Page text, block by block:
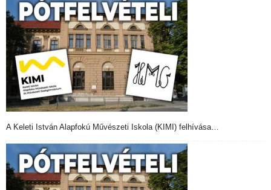
A Keleti István Alapfokú Művészeti Iskola (KIMI) felhívása…